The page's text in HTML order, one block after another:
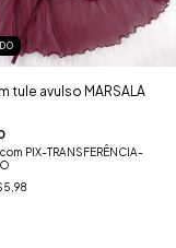
tule avulso MARSALA
com PIX-TRANSFERÊNCIA-